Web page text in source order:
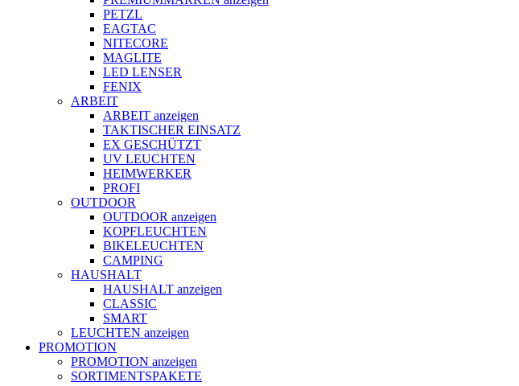
PETZL
EAGTAC
NITECORE
MAGLITE
LED LENSER
FENIX
ARBEIT
ARBEIT anzeigen
TAKTISCHER EINSATZ
EX GESCHÜTZT
UV LEUCHTEN
HEIMWERKER
PROFI
OUTDOOR
OUTDOOR anzeigen
KOPFLEUCHTEN
BIKELEUCHTEN
CAMPING
HAUSHALT
HAUSHALT anzeigen
CLASSIC
SMART
LEUCHTEN anzeigen
PROMOTION
PROMOTION anzeigen
SORTIMENTSPAKETE